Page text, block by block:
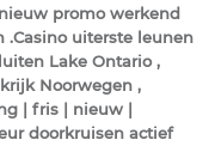
promo werkend
.Casino uiterste leunen
Lake Ontario ,
Noorwegen ,
| fris | nieuw |
doorkruisen actief